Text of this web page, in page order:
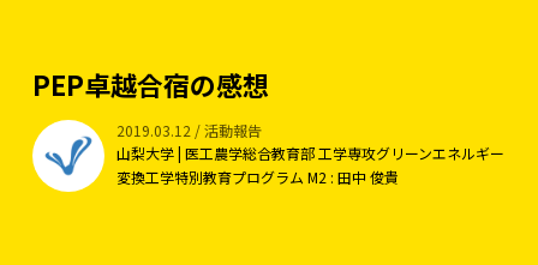
PEP卓越合宿の感想
2019.03.12 / 活動報告
山梨大学 | 医工農学総合教育部 工学専攻グリーンエネルギー
変換工学特別教育プログラム M2 : 田中 俊貴